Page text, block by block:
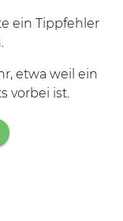
ein Tippfehler
etwa weil ein
vorbei ist.